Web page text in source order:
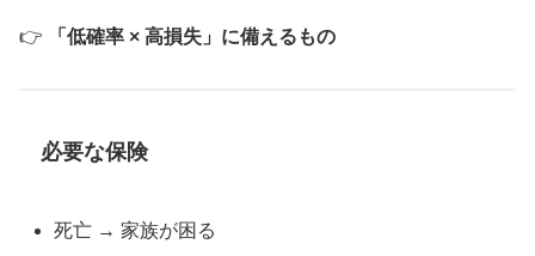
👉 「低確率 × 高損失」に備えるもの
必要な保険
死亡 → 家族が困る